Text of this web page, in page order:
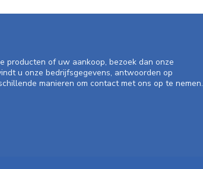
producten of uw aankoop, bezoek dan onze
u onze bedrijfsgegevens, antwoorden op
manieren om contact met ons op te nemen.